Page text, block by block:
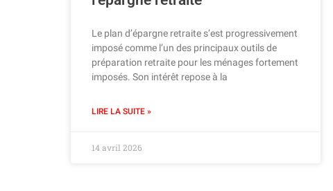
Le plan d’épargne retraite s’est progressivement
imposé comme l’un des principaux outils de
préparation retraite pour les ménages fortement
imposés. Son intérêt repose à la
LIRE LA SUITE »
14 avril 2026